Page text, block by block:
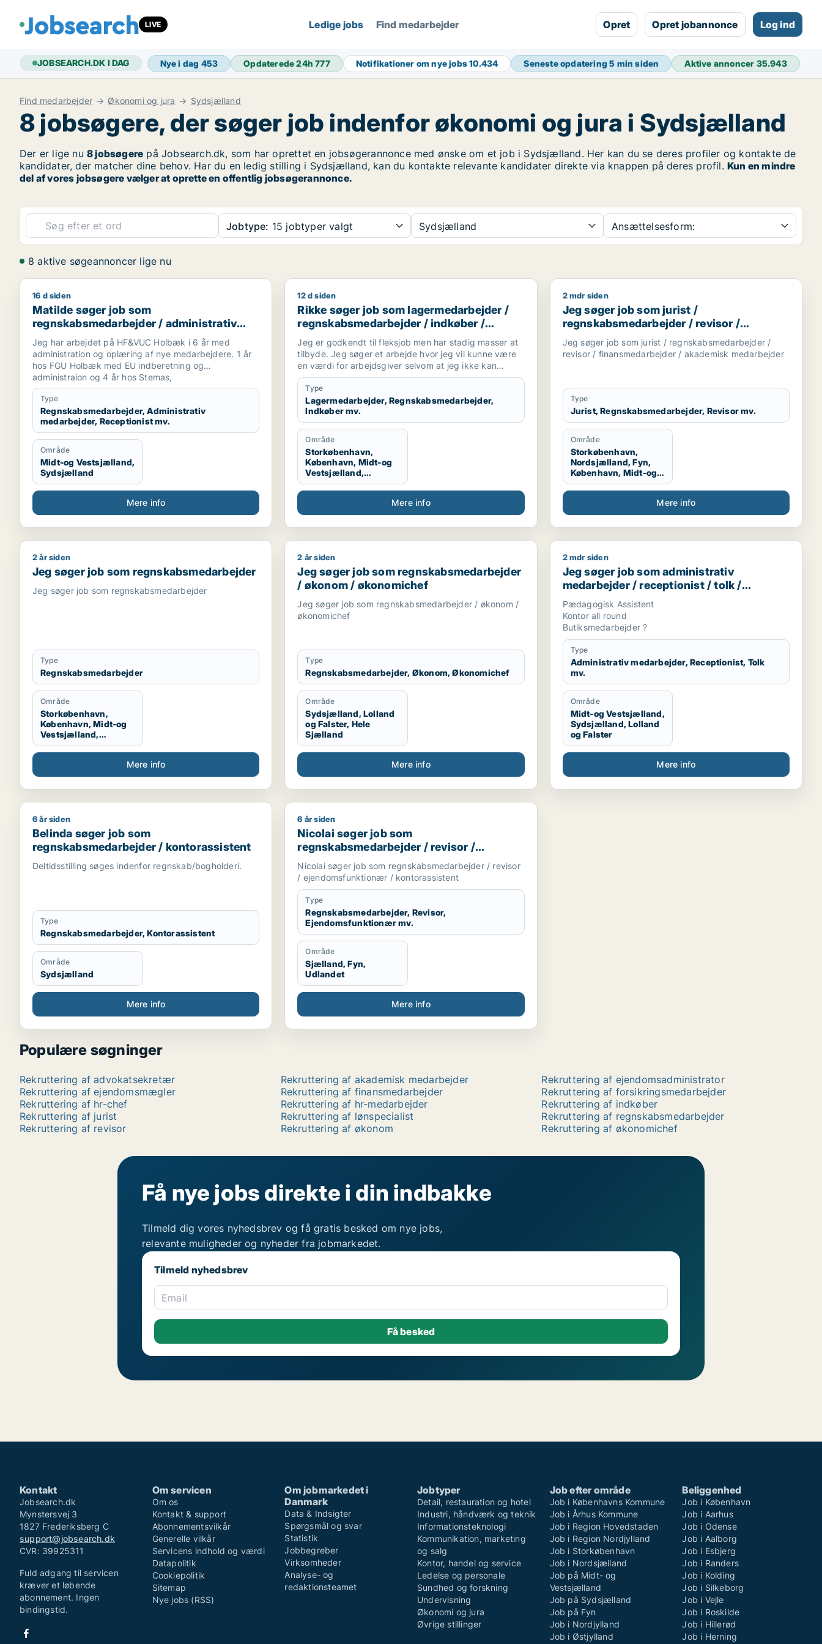
LIVE Ledige jobs Find medarbejder Opret Opret jobannonce Log ind
JOBSEARCH.DK I DAG Nye i dag 453 Opdaterede 24h777 Notifikationer om nye jobs10.434 Seneste opdatering5 min siden Aktive annoncer 35.943
Find medarbejder Økonomi og jura Sydsjælland
8 jobsøgere, der søger job indenfor økonomi og jura i Sydsjælland
Der er lige nu 8 jobsøgere på Jobsearch.dk, som har oprettet en jobsøgerannonce med ønske om et job i Sydsjælland. Her kan du se deres profiler og kontakte de
kandidater, der matcher dine behov. Har du en ledig stilling i Sydsjælland, kan du kontakte relevante kandidater direkte via knappen på deres profil.Kun en mindre
del af vores jobsøgere vælger at oprette en offentlig jobsøgerannonce.
Jobtype: 15 jobtyper valgt Sydsjælland Ansættelsesform:
8 aktive søgeannoncer lige nu
Matilde søger job som regnskabsmedarbejder / administrativ medarbejder / receptionist / kontorassistent / kundeservicemedarbejder
16 d siden
Matilde søger job som
regnskabsmedarbejder / administrativ
medarbejder / receptionist /
kontorassistent /
kundeservicemedarbejder
Jeg har arbejdet på HF&VUC Holbæk i 6 år med
administration og oplæring af nye medarbejdere. 1 år
hos FGU Holbæk med EU indberetning og
administraion og 4 år hos Stemas,
Entreprenørvirksomhed som værkførerassistent og
stoppet efter endt barsel med tredje barn og valgt at
blive fritstillet grundet ændring af arbejdstider. Jeg har
tre skønne drenge og ønsker derfor også en mulighed
for en fleksibel arbejdsplads. Ønsker helst 30-35 timer
da jeg både vil være mere tilstede med mine børn og
samtidig ud og bruge min energi og mit hoved. Jeg
elsker at arbejde med regnskaber, tal og mennesker.
Jeg får mere energi af at være på og yde en god
service for andre.
Type
Regnskabsmedarbejder, Administrativ
medarbejder, Receptionist mv.
Område
Midt-og Vestsjælland,
Sydsjælland
Mere info
Rikke søger job som lagermedarbejder / regnskabsmedarbejder / indkøber / receptionist / maskintekniker
12 d siden
Rikke søger job som lagermedarbejder /
regnskabsmedarbejder / indkøber /
receptionist / maskintekniker
Jeg er godkendt til fleksjob men har stadig masser at
tilbyde. Jeg søger et arbejde hvor jeg vil kunne være
en værdi for arbejdsgiver selvom at jeg ikke kan
arbejde i en fuldtidsstilling. Jeg er ikke bleg for at
prøve noget nyt og søger derfor ikke kun inde for en
bestemt branche
Type
Lagermedarbejder, Regnskabsmedarbejder,
Indkøber mv.
Område
Storkøbenhavn,
København, Midt-og
Vestsjælland,
Sydsjælland, Hele
Sjælland
Mere info
Jeg søger job som jurist / regnskabsmedarbejder /
2 mdr siden
Jeg søger job som jurist /
regnskabsmedarbejder / revisor /
finansmedarbejder / akademisk
medarbejder
Jeg søger job som jurist / regnskabsmedarbejder /
revisor / finansmedarbejder / akademisk medarbejder
Type
Jurist, Regnskabsmedarbejder, Revisor mv.
Område
Storkøbenhavn,
Nordsjælland, Fyn,
København, Midt-og
Vestsjælland,
Sydsjælland, Hele
Mere info
Jeg søger job som regnskabsmedarbejder
2 år siden
Jeg søger job som regnskabsmedarbejder
Jeg søger job som regnskabsmedarbejder
Type
Regnskabsmedarbejder
Område
Storkøbenhavn,
København, Midt-og
Vestsjælland,
Sydsjælland
Mere info
Jeg søger job som regnskabsmedarbejder / økonom / økonomichef
2 år siden
Jeg søger job som regnskabsmedarbejder
/ økonom / økonomichef
Jeg søger job som regnskabsmedarbejder / økonom /
økonomichef
Type
Regnskabsmedarbejder, Økonom, Økonomichef
Område
Sydsjælland, Lolland
og Falster, Hele
Sjælland
Mere info
Jeg søger job som administrativ medarbejder /
2 mdr siden
Jeg søger job som administrativ
medarbejder / receptionist / tolk /
børnepasser / butiksmedarbejder
Pædagogisk Assistent
Kontor all round
Butiksmedarbejder ?
Type
Administrativ medarbejder, Receptionist, Tolk
mv.
Område
Midt-og Vestsjælland,
Sydsjælland, Lolland
og Falster
Mere info
Belinda søger job som regnskabsmedarbejder / kontorassistent
6 år siden
Belinda søger job som
regnskabsmedarbejder / kontorassistent
Deltidsstilling søges indenfor regnskab/bogholderi.
Type
Regnskabsmedarbejder, Kontorassistent
Område
Sydsjælland
Mere info
Nicolai søger job som regnskabsmedarbejder / revisor / ejendomsfunktionær / kontorassistent
6 år siden
Nicolai søger job som
regnskabsmedarbejder / revisor /
ejendomsfunktionær / kontorassistent
Nicolai søger job som regnskabsmedarbejder / revisor
/ ejendomsfunktionær / kontorassistent
Type
Regnskabsmedarbejder, Revisor,
Ejendomsfunktionær mv.
Område
Sjælland, Fyn,
Udlandet
Mere info
Populære søgninger
Rekruttering af advokatsekretær Rekruttering af akademisk medarbejder
Rekruttering af ejendomsadministrator
Rekruttering af ejendomsmægler
Rekruttering af finansmedarbejder
Rekruttering af forsikringsmedarbejder
Rekruttering af hr-chef
Rekruttering af hr-medarbejder
Rekruttering af indkøber
Rekruttering af jurist
Rekruttering af lønspecialist
Rekruttering af regnskabsmedarbejder
Rekruttering af revisor
Rekruttering af økonom Rekruttering af økonomichef
Få nye jobs direkte i din indbakke
Tilmeld dig vores nyhedsbrev og få gratis besked om nye jobs,
relevante muligheder og nyheder fra jobmarkedet.
Tilmeld nyhedsbrev
Email
Kontakt
Jobsearch.dk
Mynstersvej 3
1827 Frederiksberg C
support@jobsearch.dk
CVR: 39925311
Fuld adgang til servicen
kræver et løbende
abonnement. Ingen
bindingstid.
Om servicen
Om os
Kontakt & support
Abonnementsvilkår
Generelle vilkår
Servicens indhold og værdi
Datapolitik
Cookiepolitik
Sitemap
Nye jobs (RSS)
Om jobmarkedet i
Danmark
Data & Indsigter
Spørgsmål og svar
Statistik
Jobbegreber
Virksomheder
Analyse- og
redaktionsteamet
Jobtyper
Detail, restauration og hotel
Industri, håndværk og teknik
Informationsteknologi
Kommunikation, marketing
og salg
Kontor, handel og service
Ledelse og personale
Sundhed og forskning
Undervisning
Økonomi og jura
Øvrige stillinger
Job efter område
Job i Københavns Kommune
Job i Århus Kommune
Job i Region Hovedstaden
Job i Region Nordjylland
Job i Storkøbenhavn
Job i Nordsjælland
Job på Midt- og
Vestsjælland
Job på Sydsjælland
Job på Fyn
Job i Nordjylland
Job i Østjylland
Beliggenhed
Job i København
Job i Aarhus
Job i Odense
Job i Aalborg
Job i Esbjerg
Job i Randers
Job i Kolding
Job i Silkeborg
Job i Vejle
Job i Roskilde
Job i Hillerød
Job i Herning